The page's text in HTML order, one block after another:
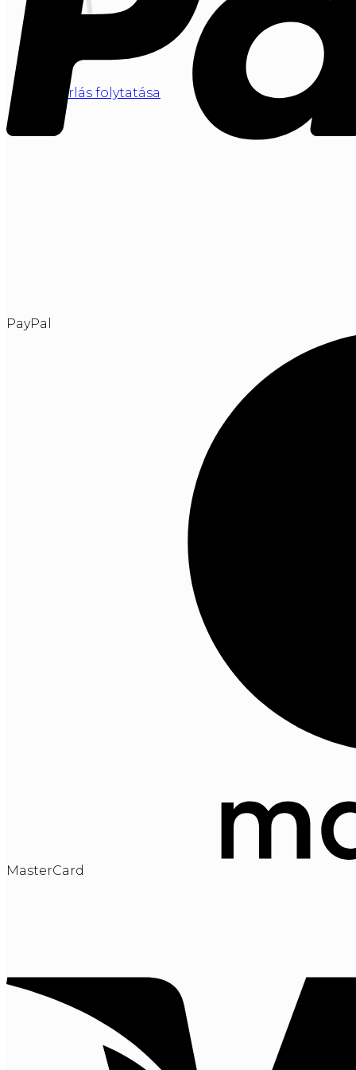
Vásárlás folytatása
PayPal
MasterCard